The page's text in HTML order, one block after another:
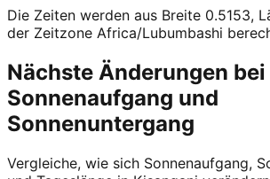
Die Zeiten werden aus Breite 0.5153,
der Zeitzone Africa/Lubumbashi
Nächste Änderungen bei
Sonnenaufgang und
Sonnenuntergang
Vergleiche, wie sich Sonnenaufgang,